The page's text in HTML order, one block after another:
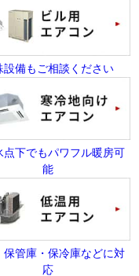
設備もご相談ください
点下でもパワフル暖房可
能
保管庫・保冷庫などに対
応